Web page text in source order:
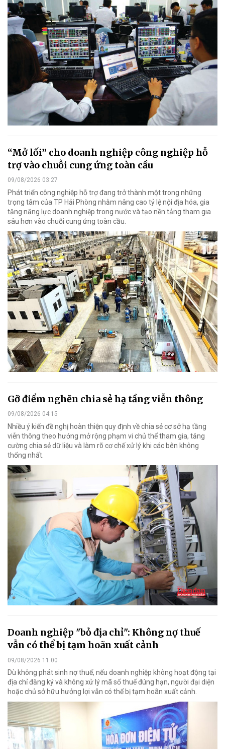
“Mở lối” cho doanh nghiệp công nghiệp hỗ
trợ vào chuỗi cung ứng toàn cầu
09/08/2026 03:27
Phát triển công nghiệp hỗ trợ đang trở thành một trong những
trọng tâm của TP Hải Phòng nhằm nâng cao tỷ lệ nội địa hóa, gia
tăng năng lực doanh nghiệp trong nước và tạo nền tảng tham gia
sâu hơn vào chuỗi cung ứng toàn cầu.
Gỡ điểm nghẽn chia sẻ hạ tầng viễn thông
09/08/2026 04:15
Nhiều ý kiến đề nghị hoàn thiện quy định về chia sẻ cơ sở hạ tầng
viễn thông theo hướng mở rộng phạm vi chủ thể tham gia, tăng
cường chia sẻ dữ liệu và làm rõ cơ chế xử lý khi các bên không
thống nhất.
Doanh nghiệp "bỏ địa chỉ": Không nợ thuế
vẫn có thể bị tạm hoãn xuất cảnh
09/08/2026 11:00
Dù không phát sinh nợ thuế, nếu doanh nghiệp không hoạt động tại
địa chỉ đăng ký và không xử lý mã số thuế đúng hạn, người đại diện
hoặc chủ sở hữu hưởng lợi vẫn có thể bị tạm hoãn xuất cảnh.